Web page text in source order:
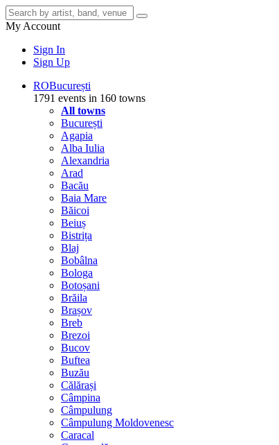
My Account
Sign In
Sign Up
ROBucurești
1791 events in 160 towns
All towns
București
Agapia
Alba Iulia
Alexandria
Arad
Bacău
Baia Mare
Băicoi
Beiuș
Bistrița
Blaj
Bobâlna
Bologa
Botoșani
Brăila
Brașov
Breb
Brezoi
Bucov
Buftea
Buzău
Călărași
Câmpina
Câmpulung
Câmpulung Moldovenesc
Caracal